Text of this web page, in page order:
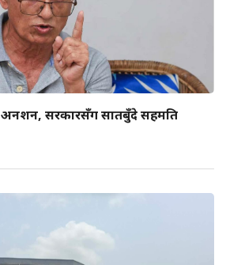
अनशन, सरकारसँग सातबुँदे सहमति